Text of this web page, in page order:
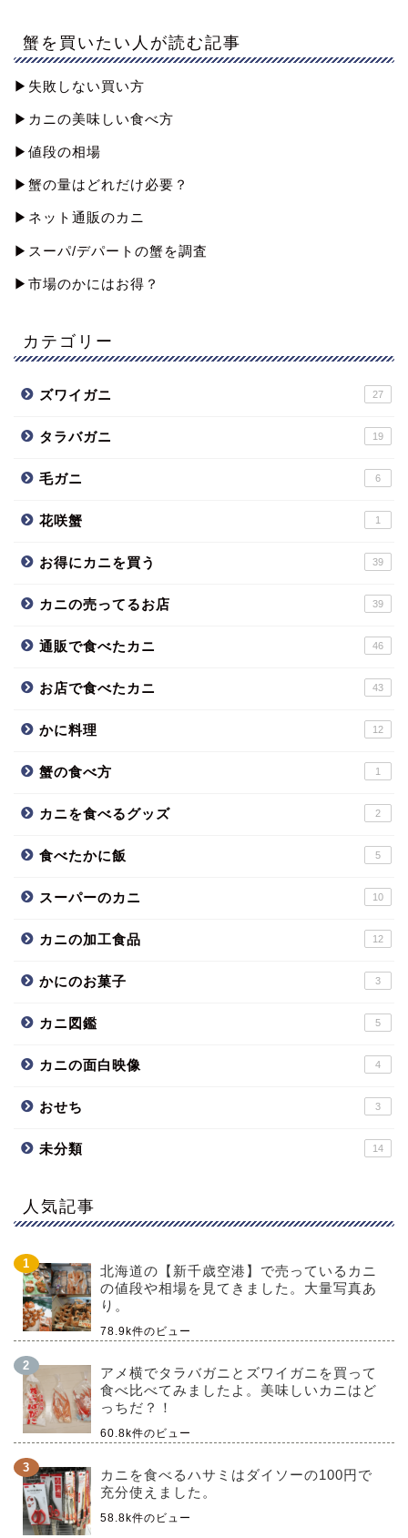
蟹を買いたい人が読む記事
▶︎失敗しない買い方
▶︎カニの美味しい食べ方
▶︎値段の相場
▶︎蟹の量はどれだけ必要？
▶︎ネット通販のカニ
▶︎スーパ/デパートの蟹を調査
▶︎市場のかにはお得？
カテゴリー
ズワイガニ 27
タラバガニ 19
毛ガニ 6
花咲蟹 1
お得にカニを買う 39
カニの売ってるお店 39
通販で食べたカニ 46
お店で食べたカニ 43
かに料理 12
蟹の食べ方 1
カニを食べるグッズ 2
食べたかに飯 5
スーパーのカニ 10
カニの加工食品 12
かにのお菓子 3
カニ図鑑 5
カニの面白映像 4
おせち 3
未分類 14
人気記事
北海道の【新千歳空港】で売っているカニ
の値段や相場を見てきました。大量写真あ
り。
78.9k件のビュー
アメ横でタラバガニとズワイガニを買って
食べ比べてみましたよ。美味しいカニはど
っちだ？！
60.8k件のビュー
カニを食べるハサミはダイソーの100円で
充分使えました。
58.8k件のビュー